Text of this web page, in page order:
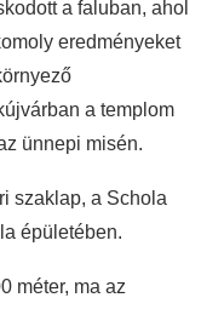
a faluban, ahol
eredményeket
a templom
ünnepi misén.
szaklap, a Schola
épületében.
méter, ma az